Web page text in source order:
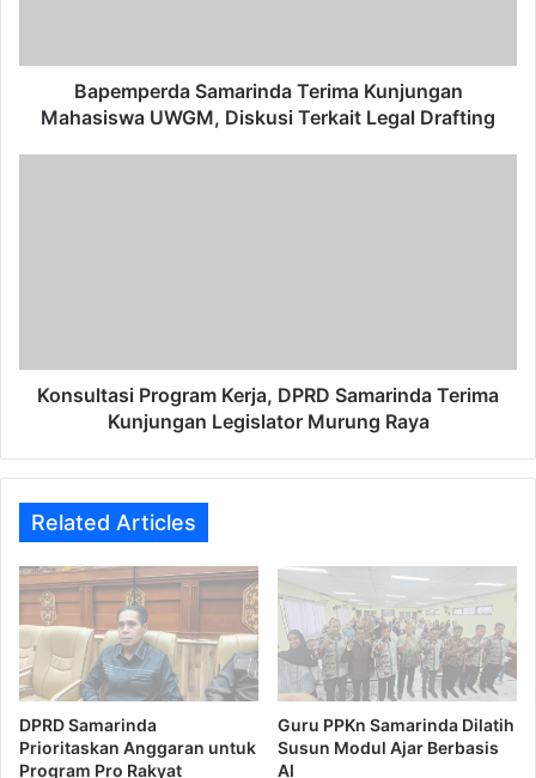
Legal
DraftingBapemperda Samarinda Terima Kunjungan
Mahasiswa UWGM, Diskusi Terkait Legal Drafting
Murung
RayaKonsultasi Program Kerja, DPRD Samarinda Terima
Kunjungan Legislator Murung Raya
Related Articles
DPRD Samarinda
Prioritaskan Anggaran untuk
Program Pro Rakyat
Guru PPKn Samarinda Dilatih
Susun Modul Ajar Berbasis
AI